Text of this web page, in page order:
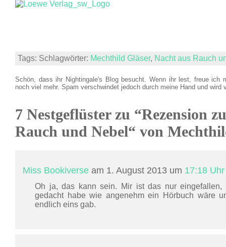
Tags: Schlagwörter: Mechthild Gläser, Nacht aus Rauch
Schön, dass ihr Nightingale's Blog besucht. Wenn ihr lest, freue ich
noch viel mehr. Spam verschwindet jedoch durch meine Hand und wird
7 Nestgeflüster zu “Rezension
Rauch und Nebel“ von
Miss Bookiverse am 1. August 2013 um 17:18 Uhr
Oh ja, das kann sein. Mir ist das nur
gedacht habe wie angenehm ein Hörbuch wäre
endlich eins gab.